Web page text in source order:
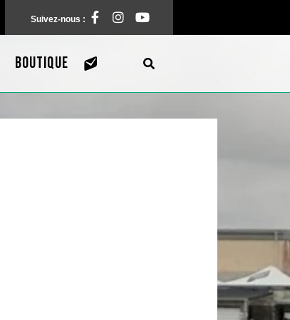
Suivez-nous :
FacebookInstagramPinterest
BOUTIQUE